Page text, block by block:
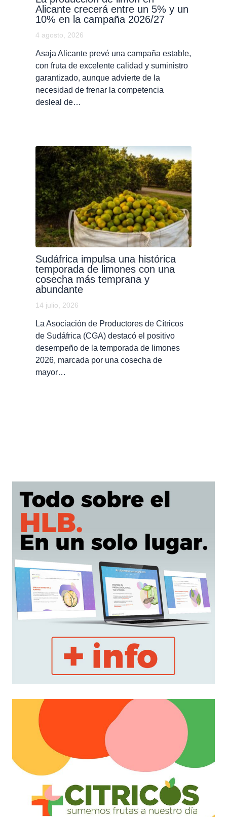
Alicante crecerá entre un 5% y un
10% en la campaña 2026/27
4 agosto, 2026
Asaja Alicante prevé una campaña estable,
con fruta de excelente calidad y suministro
garantizado, aunque advierte de la
necesidad de frenar la competencia
desleal de…
Sudáfrica impulsa una histórica
temporada de limones con una
cosecha más temprana y
abundante
14 julio, 2026
La Asociación de Productores de Cítricos
de Sudáfrica (CGA) destacó el positivo
desempeño de la temporada de limones
2026, marcada por una cosecha de
mayor…